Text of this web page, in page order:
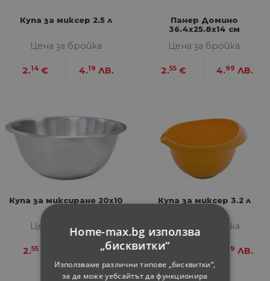
Купа за миксер 2.5 л
Цена за бройка
2.14 € 4.19 ЛВ.
Панер Домино
36.4х25.8х14 см
Цена за бройка
2.55 € 4.99 ЛВ.
Купа за миксиране 20x10
Цена за бройка
2.55 ЛВ.
Купа за миксер 3.2 л
Цена за бройка
2. 99 ЛВ.
Home-max.bg използва
„бисквитки“
Използваме различни типове „бисквитки“,
за да може уебсайтът да функционира